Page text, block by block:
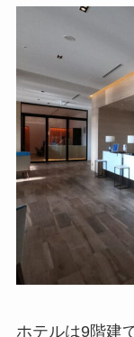
ホテルは9階建